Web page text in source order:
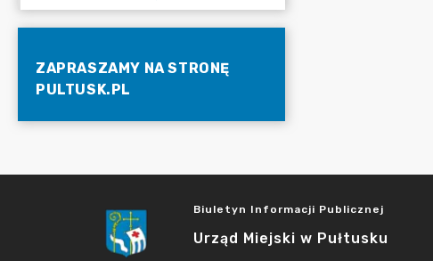
ZAPRASZAMY NA STRONĘ
PULTUSK.PL
Biuletyn Informacji Publicznej
Urząd Miejski w Pułtusku